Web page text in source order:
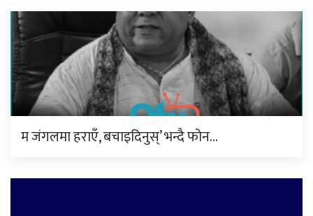
म जंगलमा हराएँ, बचाइदिनुस्’ भन्दै फोन…